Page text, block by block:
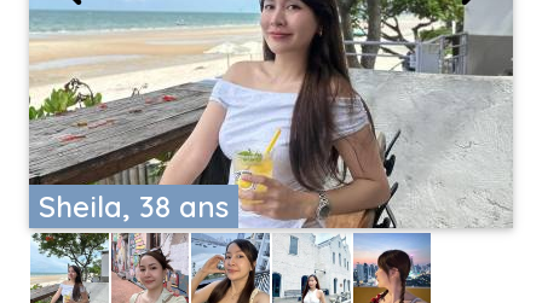
Sheila, 38 ans